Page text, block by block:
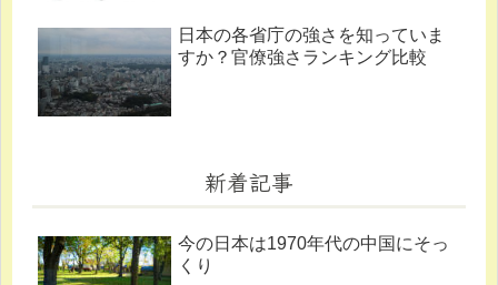
日本の各省庁の強さを知っていま
すか？官僚強さランキング比較
新着記事
今の日本は1970年代の中国にそっ
くり